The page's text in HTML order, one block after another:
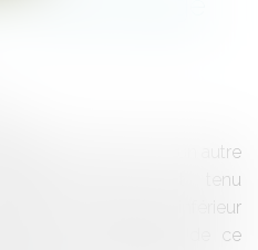
atterrir son avion sur un autre
prévu est tenu
en cas de retard inférieur
réglementaire de ce